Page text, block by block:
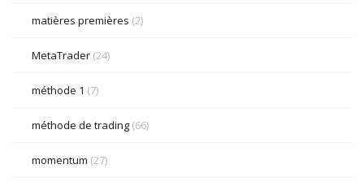
matières premières (2)
MetaTrader (24)
méthode 1 (7)
méthode de trading (66)
momentum (27)